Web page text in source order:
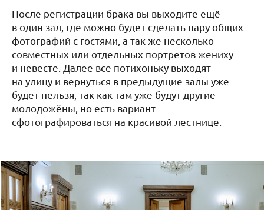
После регистрации брака вы выходите ещё
в один зал, где можно будет сделать пару общих
фотографий с гостями, а так же несколько
совместных или отдельных портретов жениху
и невесте. Далее все потихоньку выходят
на улицу и вернуться в предыдущие залы уже
будет нельзя, так как там уже будут другие
молодожёны, но есть вариант
сфотографироваться на красивой лестнице.